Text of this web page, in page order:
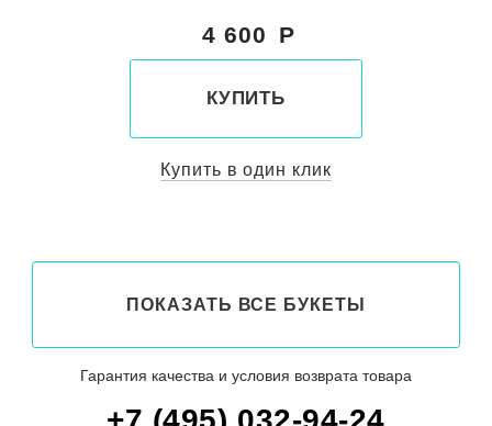
4 600
КУПИТЬ
Купить в один клик
ПОКАЗАТЬ ВСЕ БУКЕТЫ
Гарантия качества и условия возврата товара